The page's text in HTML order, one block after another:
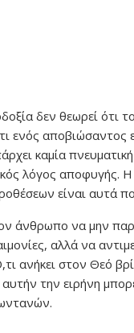
δεν θεωρεί ότι
ενός αποβιώσαντος
καμία
λόγος αποφυγής. Η
είναι αυτά
άνθρωπο να μην
αλλά να
ανήκει στον Θεό
αυτήν την ειρήνη